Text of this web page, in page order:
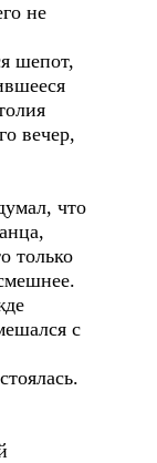
не
шепот,
вечер,
что
только
с